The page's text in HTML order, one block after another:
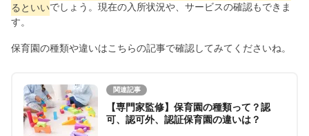
るといいでしょう。現在の入所状況や、サービスの確認もできま
す。
保育園の種類や違いはこちらの記事で確認してみてくださいね。
関連記事
【専門家監修】保育園の種類って？認
可、認可外、認証保育園の違いは？